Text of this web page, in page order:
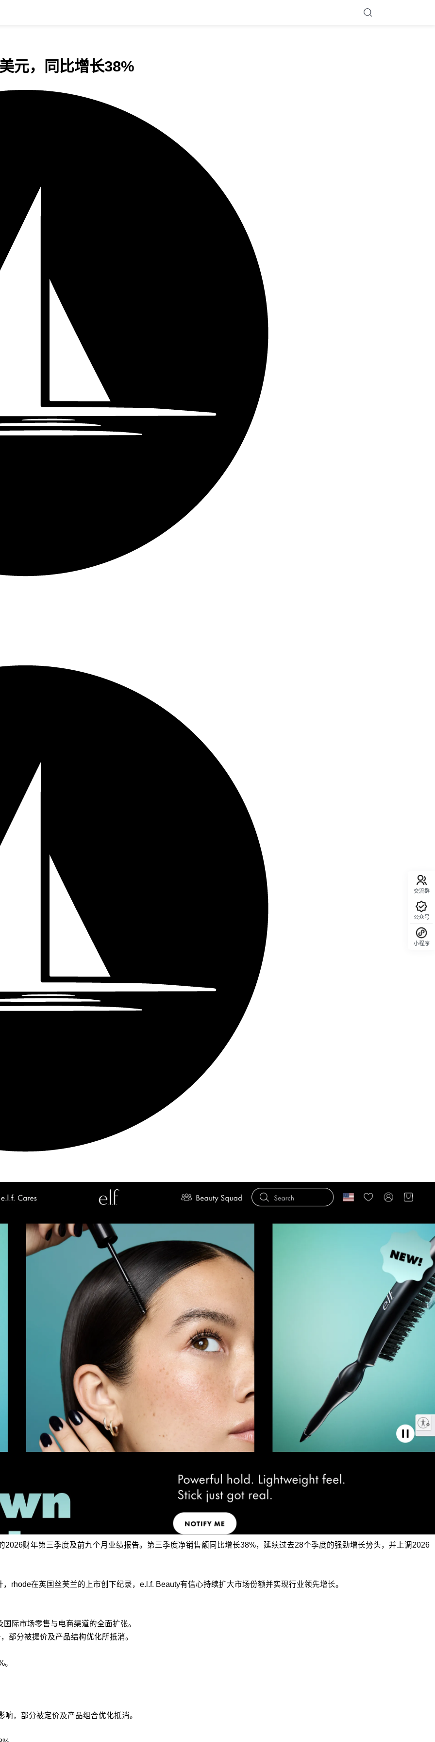
元，同比增长38%
财年第三季度及前九个月业绩报告。第三季度净销售额同比增长38%，延续过去28个季度的强劲增长势头，并上调2026
rhode在英国丝芙兰的上市创下纪录，e.l.f. Beauty有信心持续扩大市场份额并实现行业领先增长。
际市场零售与电商渠道的全面扩张。
部分被提价及产品结构优化所抵消。
，部分被定价及产品组合优化抵消。
交流群
公众号
小程序